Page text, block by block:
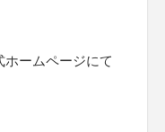
ホームページにて